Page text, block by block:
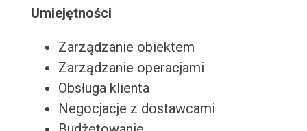
Umiejętności
Zarządzanie obiektem
Zarządzanie operacjami
Obsługa klienta
Negocjacje z dostawcami